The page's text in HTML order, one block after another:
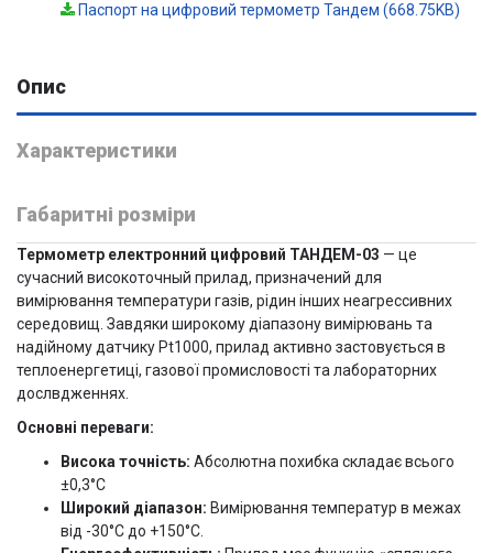
Паспорт на цифровий термометр Тандем (668.75KB)
Опис
Характеристики
Габаритні розміри
Термометр електронний цифровий ТАНДЕМ-03 — це
сучасний високоточный прилад, призначений для
вимірювання температури газів, рідин інших неагрессивних
середовищ. Завдяки широкому діапазону вимірювань та
надійному датчику Pt1000, прилад активно застовується в
теплоенергетиці, газової промисловості та лабораторних
дослвдженнях.
Основні переваги:
Висока точність: Абсолютна похибка складає всього
±0,3°C
Широкий діапазон: Вимірювання температур в межах
від -30°C до +150°C.